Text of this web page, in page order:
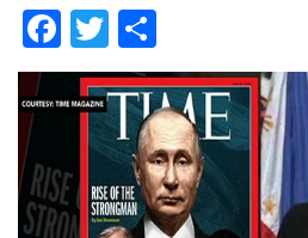
Facebook
Twitter